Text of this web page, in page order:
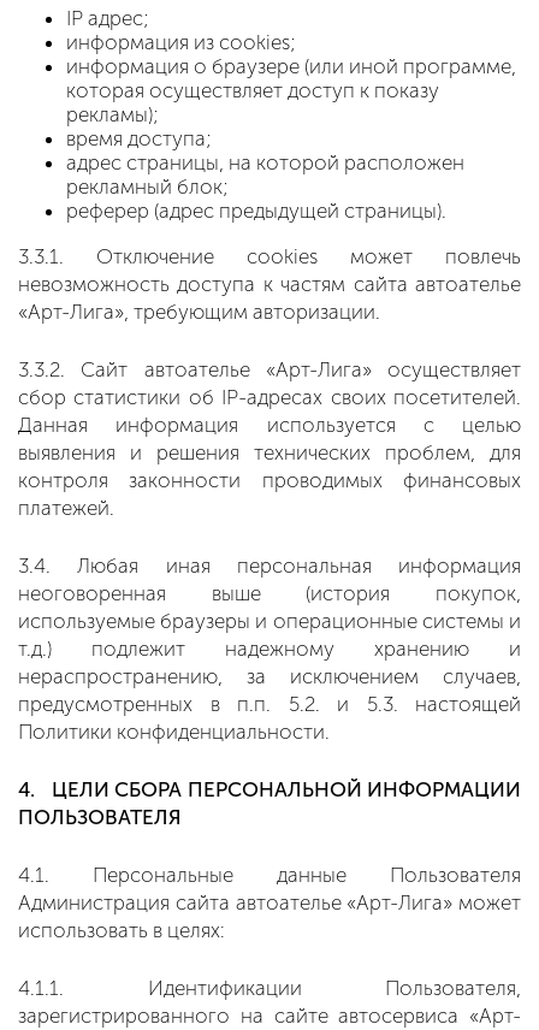
IP адрес;
информация из cookies;
информация о браузере (или иной программе,
которая осуществляет доступ к показу
рекламы);
время доступа;
адрес страницы, на которой расположен
рекламный блок;
реферер (адрес предыдущей страницы).
3.3.1. Отключение cookies может повлечь
невозможность доступа к частям сайта автоателье
«Арт-Лига», требующим авторизации.
3.3.2. Сайт автоателье «Арт-Лига» осуществляет
сбор статистики об IP-адресах своих посетителей.
Данная информация используется с целью
выявления и решения технических проблем, для
контроля законности проводимых финансовых
платежей.
3.4. Любая иная персональная информация
неоговоренная выше (история покупок,
используемые браузеры и операционные системы и
т.д.) подлежит надежному хранению и
нераспространению, за исключением случаев,
предусмотренных в п.п. 5.2. и 5.3. настоящей
Политики конфиденциальности.
4. ЦЕЛИ СБОРА ПЕРСОНАЛЬНОЙ ИНФОРМАЦИИ
ПОЛЬЗОВАТЕЛЯ
4.1. Персональные данные Пользователя
Администрация сайта автоателье «Арт-Лига» может
использовать в целях:
4.1.1. Идентификации Пользователя,
зарегистрированного на сайте автосервиса «Арт-